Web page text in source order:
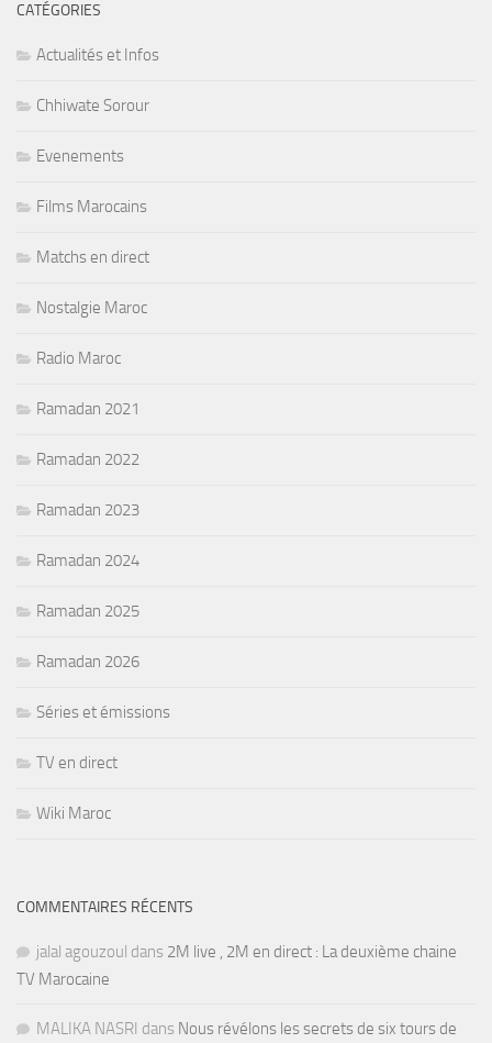
CATÉGORIES
Actualités et Infos
Chhiwate Sorour
Evenements
Films Marocains
Matchs en direct
Nostalgie Maroc
Radio Maroc
Ramadan 2021
Ramadan 2022
Ramadan 2023
Ramadan 2024
Ramadan 2025
Ramadan 2026
Séries et émissions
TV en direct
Wiki Maroc
COMMENTAIRES RÉCENTS
jalal agouzoul dans 2M live , 2M en direct : La deuxième chaine
TV Marocaine
MALIKA NASRI dans Nous révélons les secrets de six tours de